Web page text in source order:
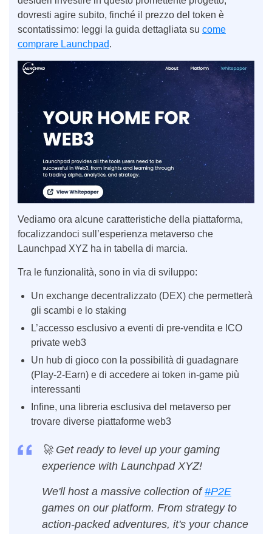
dovresti agire subito, finché il prezzo del token è
scontatissimo: leggi la guida dettagliata su come
comprare Launchpad.
Vediamo ora alcune caratteristiche della piattaforma,
focalizzandoci sull’esperienza metaverso che
Launchpad XYZ ha in tabella di marcia.
Tra le funzionalità, sono in via di sviluppo:
Un exchange decentralizzato (DEX) che permetterà
gli scambi e lo staking
L’accesso esclusivo a eventi di pre-vendita e ICO
private web3
Un hub di gioco con la possibilità di guadagnare
(Play-2-Earn) e di accedere ai token in-game più
interessanti
Infine, una libreria esclusiva del metaverso per
trovare diverse piattaforme web3
🚀 Get ready to level up your gaming
experience with Launchpad XYZ!
We'll host a massive collection of#P2E
games on our platform. From strategy to
action-packed adventures, it's your chance